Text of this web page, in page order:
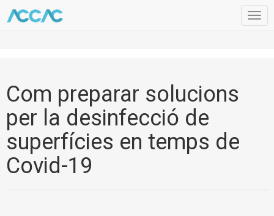
Com preparar solucions
per la desinfecció de
superfícies en temps de
Covid-19